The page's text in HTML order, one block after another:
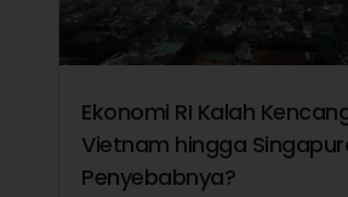
Ekonomi RI Kalah
Vietnam hingga
Penyebabnya?